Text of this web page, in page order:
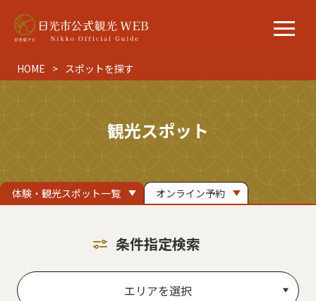
HOME スポットを探す
観光スポット
体験・観光スポット一覧 オンライン予約
条件指定検索
エリアを選択